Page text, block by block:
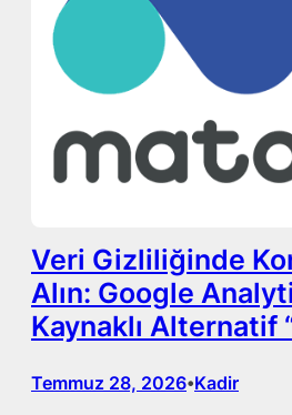
Veri Gizliliğinde
Alın: Google
Kaynaklı Alternatif
Temmuz 28, 2026•Kadir